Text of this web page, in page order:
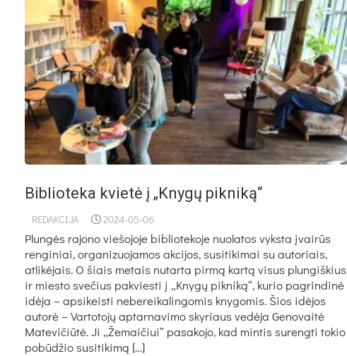
Biblioteka kvietė į „Knygų pikniką“
REDAKCIJA 2024-05-06
Plungės rajono viešojoje bibliotekoje nuolatos vyksta įvairūs
renginiai, organizuojamos akcijos, susitikimai su autoriais,
atlikėjais. O šiais metais nutarta pirmą kartą visus plungiškius
ir miesto svečius pakviesti į „Knygų pikniką“, kurio pagrindinė
idėja – apsikeisti nebereikalingomis knygomis. Šios idėjos
autorė – Vartotojų aptarnavimo skyriaus vedėja Genovaitė
Matevičiūtė. Ji „Žemaičiui“ pasakojo, kad mintis surengti tokio
pobūdžio susitikimą […]